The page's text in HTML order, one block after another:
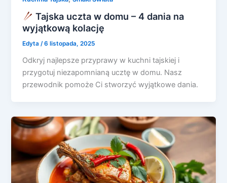
Tajska uczta w domu – 4 dania na
wyjątkową kolację
Edyta/6 listopada, 2025
Odkryj najlepsze przyprawy w kuchni tajskiej i
przygotuj niezapomnianą ucztę w domu. Nasz
przewodnik pomoże Ci stworzyć wyjątkowe dania.